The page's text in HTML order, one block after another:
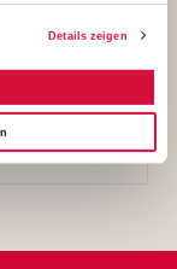
Details zeigen